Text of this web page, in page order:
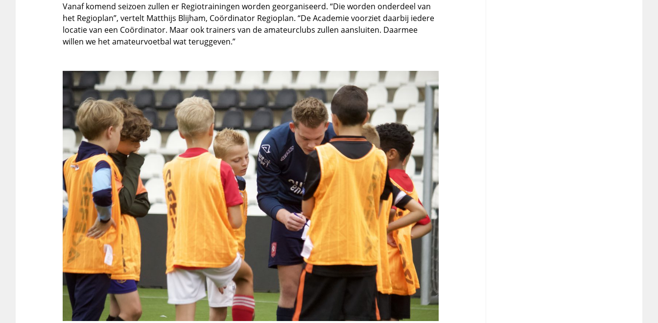
Vanaf komend seizoen zullen er Regiotrainingen worden georganiseerd. “Die worden onderdeel van
het Regioplan”, vertelt Matthijs Blijham, Coördinator Regioplan. “De Academie voorziet daarbij iedere
locatie van een Coördinator. Maar ook trainers van de amateurclubs zullen aansluiten. Daarmee
willen we het amateurvoetbal wat teruggeven.”